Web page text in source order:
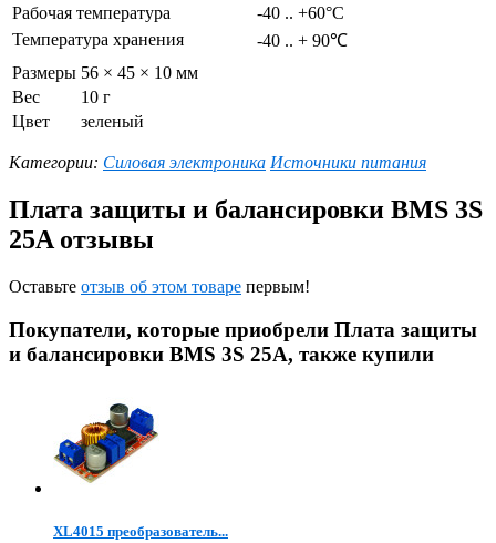
Рабочая температура
-40 .. +60°C
Температура хранения
-40 .. + 90℃
Размеры 56 × 45 × 10 мм
Вес
10 г
Цвет
зеленый
Категории: Силовая электроника Источники питания
Плата защиты и балансировки BMS 3S
25A отзывы
Оставьте отзыв об этом товаре первым!
Покупатели, которые приобрели Плата защиты
и балансировки BMS 3S 25A, также купили
XL4015 преобразователь...